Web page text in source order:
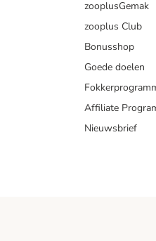
zooplusGemak
zooplus Club
Bonusshop
Goede doelen
Affiliate
Nieuwsbrief